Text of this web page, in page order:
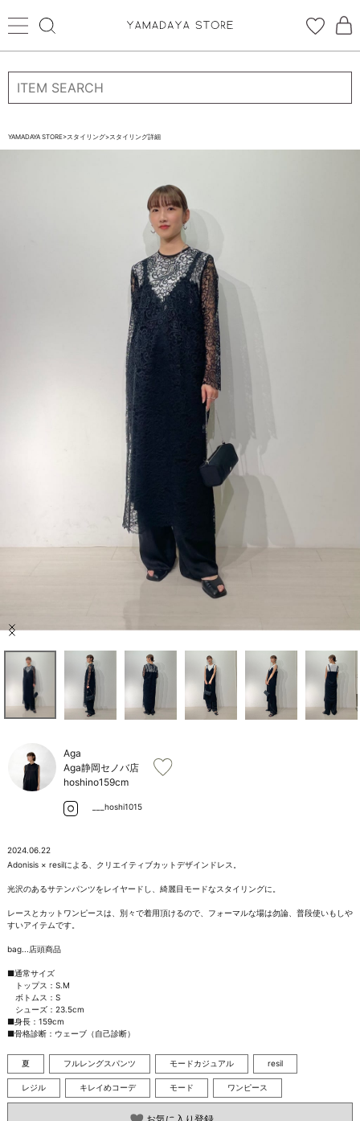
ログイン 新規会員登録
STORE BRAND・LABELから探す
ご利用ガイド/ヘルプ
YAMADAYA STORE>スタイリング>スタイリング詳細
Item
Aga
Aga静岡セノバ店
hoshino159cm
___hoshi1015
2024.06.22
Adonisis × resilによる、クリエイティブカットデザインドレス。
光沢のあるサテンパンツをレイヤードし、綺麗目モードなスタイリングに。
レースとカットワンピースは、別々で着用頂けるので、フォーマルな場は勿論、普段使いもしや
すいアイテムです。
bag...店頭商品
■通常サイズ
トップス：S.M
ボトムス：S
シューズ：23.5cm
■身長：159cm
■骨格診断：ウェーブ（自己診断）
夏 フルレングスパンツ モードカジュアル resil
レジル キレイめコーデ モード ワンピース